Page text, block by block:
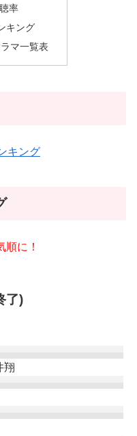
率
キング
マ一覧表
キング
順に！
了)
翔